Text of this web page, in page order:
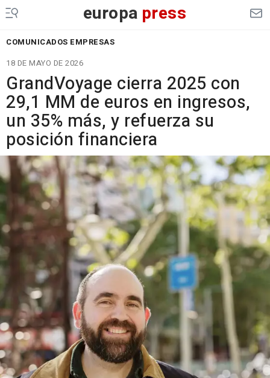
europa press
COMUNICADOS EMPRESAS
18 DE MAYO DE 2026
GrandVoyage cierra 2025 con
29,1 MM de euros en ingresos,
un 35% más, y refuerza su
posición financiera